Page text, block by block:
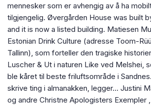
mennesker som er avhengig av å ha
tilgjengelig. Øvergården House was built
and it is now a listed building. Matiesen
Estonian Drink Culture (adresse Toom-
Tallinn), som forteller den tragiske
Luscher & Ut i naturen Like ved Melshei,
ble kåret til beste friluftsområde i
skrive ting i almanakken, legger… Justini
og andre Christne Apologisters Exempler